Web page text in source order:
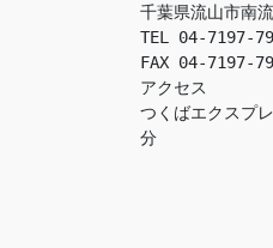
千葉県流山市南
TEL 04-7197-
FAX 04-7197-
アクセス
つくばエクスプ
分